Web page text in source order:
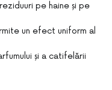
pe haine și pe
un efect uniform al
și a catifelării